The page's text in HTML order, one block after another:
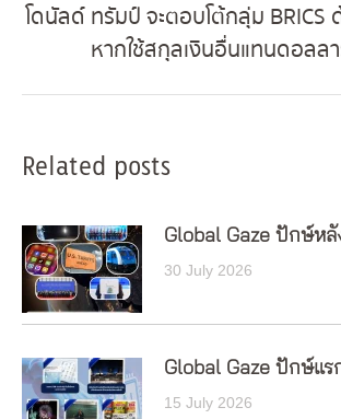
Next
post:
โดนัลด์ ทรัมป์ จะตอบโต้กลุ่ม BRICS
หากใช้สกุลเงินอื่นแทนดอลล
Related posts
Global Gaze ปักษ์ห
30 July 2026
Global Gaze ปักษ์แร
15 July 2026